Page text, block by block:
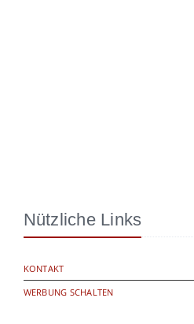
Nützliche Links
KONTAKT
WERBUNG SCHALTEN